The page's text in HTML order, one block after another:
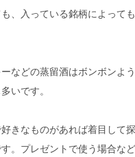
、入っている銘柄によって
などの蒸留酒はボンボンよ
いです。
きなものがあれば着目して
す。プレゼントで使う場合な